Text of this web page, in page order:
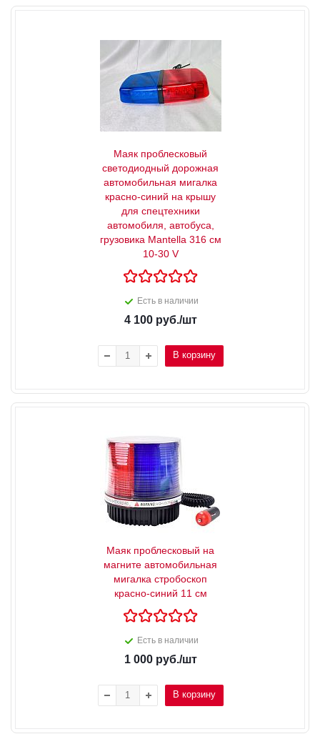
Маяк проблесковый
светодиодный дорожная
автомобильная мигалка
красно-синий на крышу
для спецтехники
автомобиля, автобуса,
грузовика Mantella 316 см
10-30 V
Есть в наличии
4 100руб./шт
В корзину
Маяк проблесковый на
магните автомобильная
мигалка стробоскоп
красно-синий 11 см
Есть в наличии
1 000руб./шт
В корзину